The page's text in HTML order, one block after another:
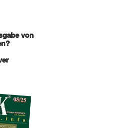
von